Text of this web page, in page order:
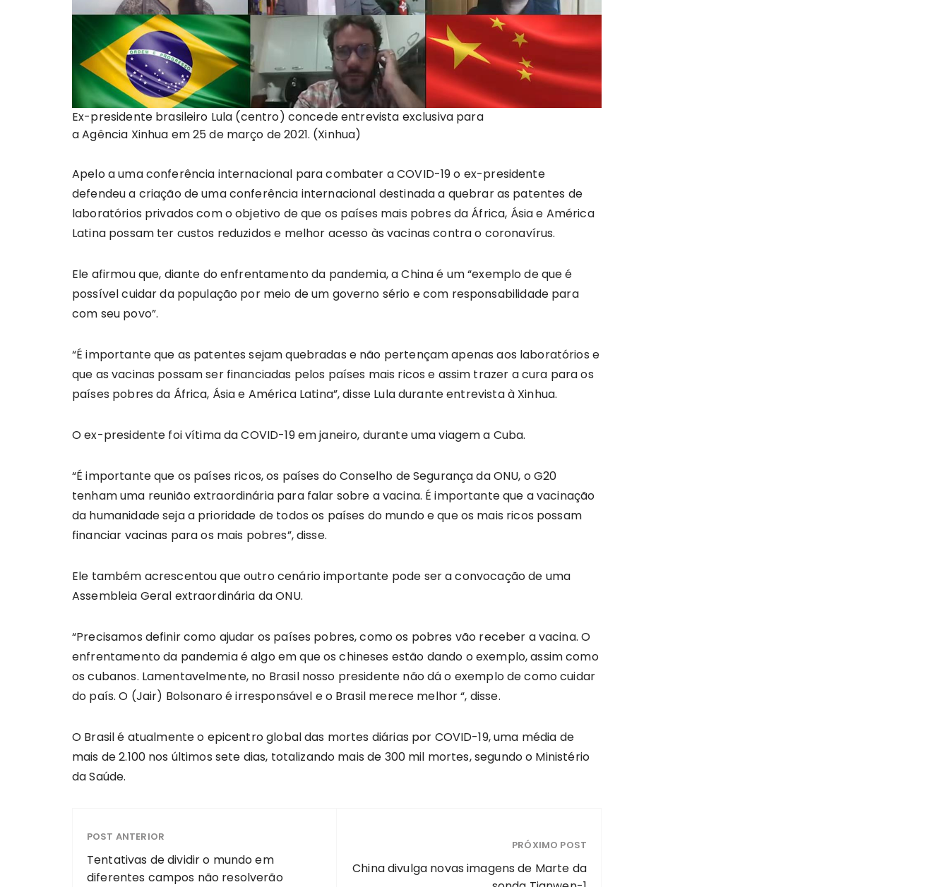
Ex-presidente brasileiro Lula (centro) concede entrevista exclusiva para
a Agência Xinhua em 25 de março de 2021. (Xinhua)
Apelo a uma conferência internacional para combater a COVID-19 o ex-presidente
defendeu a criação de uma conferência internacional destinada a quebrar as patentes de
laboratórios privados com o objetivo de que os países mais pobres da África, Ásia e América
Latina possam ter custos reduzidos e melhor acesso às vacinas contra o coronavírus.
Ele afirmou que, diante do enfrentamento da pandemia, a China é um “exemplo de que é
possível cuidar da população por meio de um governo sério e com responsabilidade para
com seu povo”.
“É importante que as patentes sejam quebradas e não pertençam apenas aos laboratórios e
que as vacinas possam ser financiadas pelos países mais ricos e assim trazer a cura para os
países pobres da África, Ásia e América Latina”, disse Lula durante entrevista à Xinhua.
O ex-presidente foi vítima da COVID-19 em janeiro, durante uma viagem a Cuba.
“É importante que os países ricos, os países do Conselho de Segurança da ONU, o G20
tenham uma reunião extraordinária para falar sobre a vacina. É importante que a vacinação
da humanidade seja a prioridade de todos os países do mundo e que os mais ricos possam
financiar vacinas para os mais pobres”, disse.
Ele também acrescentou que outro cenário importante pode ser a convocação de uma
Assembleia Geral extraordinária da ONU.
“Precisamos definir como ajudar os países pobres, como os pobres vão receber a vacina. O
enfrentamento da pandemia é algo em que os chineses estão dando o exemplo, assim como
os cubanos. Lamentavelmente, no Brasil nosso presidente não dá o exemplo de como cuidar
do país. O (Jair) Bolsonaro é irresponsável e o Brasil merece melhor “, disse.
O Brasil é atualmente o epicentro global das mortes diárias por COVID-19, uma média de
mais de 2.100 nos últimos sete dias, totalizando mais de 300 mil mortes, segundo o Ministério
da Saúde.
POST ANTERIOR
Tentativas de dividir o mundo em
diferentes campos não resolverão
PRÓXIMO POST
China divulga novas imagens de Marte da